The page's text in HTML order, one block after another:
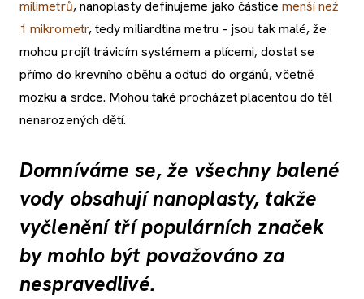
milimetrů, nanoplasty definujeme jako částice menší než
1 mikrometr, tedy miliardtina metru – jsou tak malé, že
mohou projít trávicím systémem a plícemi, dostat se
přímo do krevního oběhu a odtud do orgánů, včetně
mozku a srdce. Mohou také procházet placentou do těl
nenarozených dětí.
Domníváme se, že všechny balené
vody obsahují nanoplasty, takže
vyčlenění tří populárních značek
by mohlo být považováno za
nespravedlivé.